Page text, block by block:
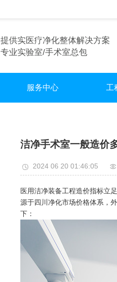
提供实医疗净化整体解决方案
专业实验室/手术室总包
服务中心
无尘车间净化装修
工
洁净手术室一般造价
2024 06 20 01:46:05
医用洁净装备工程造价指标立
源于四川净化市场价格体系，
下：